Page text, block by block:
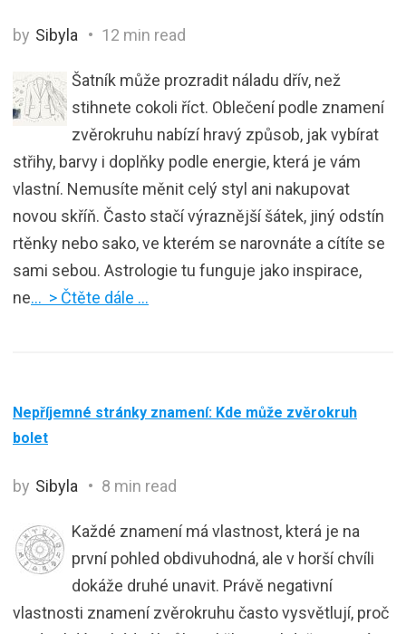
by Sibyla 12 min read
Šatník může prozradit náladu dřív, než
stihnete cokoli říct. Oblečení podle znamení
zvěrokruhu nabízí hravý způsob, jak vybírat
střihy, barvy i doplňky podle energie, která je vám
vlastní. Nemusíte měnit celý styl ani nakupovat
novou skříň. Často stačí výraznější šátek, jiný odstín
rtěnky nebo sako, ve kterém se narovnáte a cítíte se
sami sebou. Astrologie tu funguje jako inspirace,
ne… > Čtěte dále …
Nepříjemné stránky znamení: Kde může zvěrokruh
bolet
by Sibyla 8 min read
Každé znamení má vlastnost, která je na
první pohled obdivuhodná, ale v horší chvíli
dokáže druhé unavit. Právě negativní
vlastnosti znamení zvěrokruhu často vysvětlují, proč